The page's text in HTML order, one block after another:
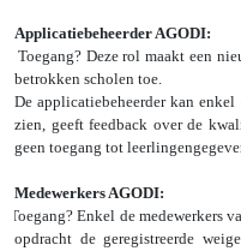
Applicatiebeheerder AGODI:
Toegang? Deze rol maakt een
betrokken scholen toe.
De applicatiebeheerder kan enkel
zien, geeft feedback over de
geen toegang tot
Medewerkers AGODI:
Toegang? Enkel de medewerkers
opdracht de geregistreerde